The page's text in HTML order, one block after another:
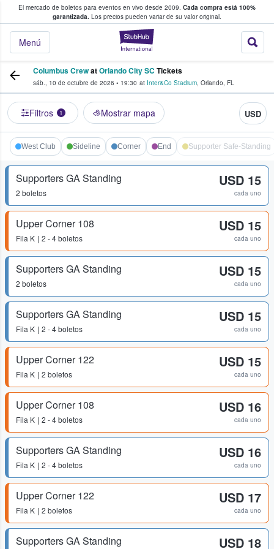
El mercado de boletos para eventos en vivo desde 2009. Cada compra está 100%
garantizada. Los precios pueden variar de su valor original.
StubHub: donde
Menú
fans compran y venden boletos
Columbus CrewatOrlando City SC Tickets
sáb., 10 de octubre de 2026 • 19:30 at Inter&Co Stadium, Orlando, FL
Filtros 1 Mostrar mapa USD
West Club Sideline Corner End Supporter Safe-Standing
Supporters GA Standing
2 boletos
USD 15
cada uno
Upper Corner 108
Fila K 2 - 4 boletos
USD 15
cada uno
Supporters GA Standing
2 boletos
USD 15
cada uno
Supporters GA Standing
Fila K 2 - 4 boletos
USD 15
cada uno
Upper Corner 122
Fila K 2 boletos
USD 15
cada uno
Upper Corner 108
Fila K 2 - 4 boletos
USD 16
cada uno
Supporters GA Standing
Fila K 2 - 4 boletos
USD 16
cada uno
Upper Corner 122
Fila K 2 boletos
USD 17
cada uno
Supporters GA Standing USD 18